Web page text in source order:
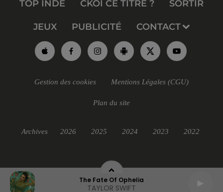
The Fate Of Ophelia
TAYLOR SWIFT
TOP INDÉ CKOI CE TITRE ? SORTIR
JEUX PUBLICITÉ CONTACT
Gestion des cookies Mentions Légales (CGU)
Plan du site
Archives 2026 2025 2024 2023 2022